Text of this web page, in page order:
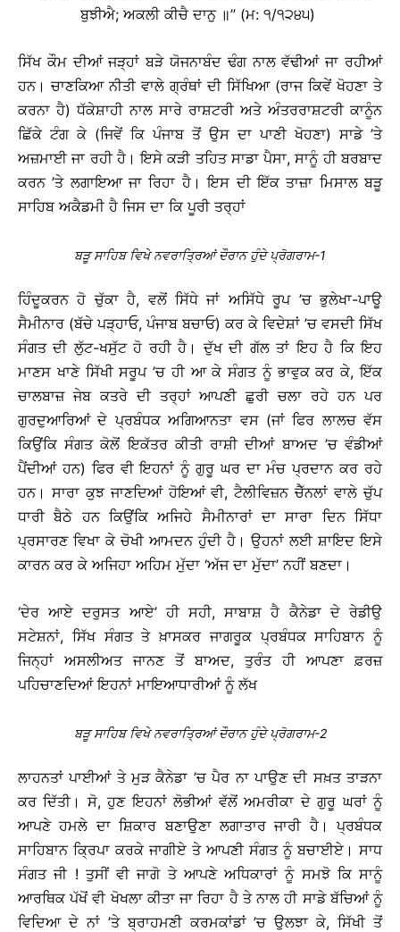
ਬੁਝੀਐ; ਅਕਲੀ ਕੀਚੈ ਦਾਨੁ ॥’’ (ਮ: ੧/੧੨੪੫)
ਸਿੱਖ ਕੌਮ ਦੀਆਂ ਜੜ੍ਹਾਂ ਬੜੇ ਯੋਜਨਾਬੰਦ ਢੰਗ ਨਾਲ ਵੱਢੀਆਂ ਜਾ ਰਹੀਆਂ
ਹਨ। ਚਾਣਕਿਆ ਨੀਤੀ ਵਾਲੇ ਗ੍ਰੰਥਾਂ ਦੀ ਸਿੱਖਿਆ (ਰਾਜ ਕਿਵੇਂ ਖੋਹਣਾ ਤੇ
ਕਰਨਾ ਹੈ) ਧੱਕੇਸ਼ਾਹੀ ਨਾਲ ਸਾਰੇ ਰਾਸ਼ਟਰੀ ਅਤੇ ਅੰਤਰਰਾਸ਼ਟਰੀ ਕਾਨੂੰਨ
ਛਿੱਕੇ ਟੰਗ ਕੇ (ਜਿਵੇਂ ਕਿ ਪੰਜਾਬ ਤੋਂ ਉਸ ਦਾ ਪਾਣੀ ਖੋਹਣਾ) ਸਾਡੇ ’ਤੇ
ਅਜ਼ਮਾਈ ਜਾ ਰਹੀ ਹੈ। ਇਸੇ ਕੜੀ ਤਹਿਤ ਸਾਡਾ ਪੈਸਾ, ਸਾਨੂੰ ਹੀ ਬਰਬਾਦ
ਕਰਨ ’ਤੇ ਲਗਾਇਆ ਜਾ ਰਿਹਾ ਹੈ। ਇਸ ਦੀ ਇੱਕ ਤਾਜ਼ਾ ਮਿਸਾਲ ਬੜੂ
ਸਾਹਿਬ ਅਕੈਡਮੀ ਹੈ ਜਿਸ ਦਾ ਕਿ ਪੂਰੀ ਤਰ੍ਹਾਂ
ਬੜੂ ਸਾਹਿਬ ਵਿਖੇ ਨਵਰਾਤ੍ਰਿਆਂ ਦੌਰਾਨ ਹੁੰਦੇ ਪ੍ਰੋਗਰਾਮ-1
ਹਿੰਦੂਕਰਨ ਹੋ ਚੁੱਕਾ ਹੈ, ਵਲੋਂ ਸਿੱਧੇ ਜਾਂ ਅਸਿੱਧੇ ਰੂਪ ’ਚ ਭੁਲੇਖਾ-ਪਾਊ
ਸੈਮੀਨਾਰ (ਬੱਚੇ ਪੜ੍ਹਾਓ, ਪੰਜਾਬ ਬਚਾਓ) ਕਰ ਕੇ ਵਿਦੇਸ਼ਾਂ ’ਚ ਵਸਦੀ ਸਿੱਖ
ਸੰਗਤ ਦੀ ਲੁੱਟ-ਖਸੁੱਟ ਹੋ ਰਹੀ ਹੈ। ਦੁੱਖ ਦੀ ਗੱਲ ਤਾਂ ਇਹ ਹੈ ਕਿ ਇਹ
ਮਾਣਸ ਖਾਣੇ ਸਿੱਖੀ ਸਰੂਪ ’ਚ ਹੀ ਆ ਕੇ ਸੰਗਤ ਨੂੰ ਭਾਵੁਕ ਕਰ ਕੇ, ਇੱਕ
ਚਾਲਬਾਜ਼ ਜੇਬ ਕਤਰੇ ਦੀ ਤਰ੍ਹਾਂ ਆਪਣੀ ਛੁਰੀ ਚਲਾ ਰਹੇ ਹਨ ਪਰ
ਗੁਰਦੁਆਰਿਆਂ ਦੇ ਪ੍ਰਬੰਧਕ ਅਗਿਆਨਤਾ ਵਸ (ਜਾਂ ਫਿਰ ਲਾਲਚ ਵੱਸ
ਕਿਉਂਕਿ ਸੰਗਤ ਕੋਲੋਂ ਇਕੱਤਰ ਕੀਤੀ ਰਾਸ਼ੀ ਦੀਆਂ ਬਾਅਦ ’ਚ ਵੰਡੀਆਂ
ਪੈਂਦੀਆਂ ਹਨ) ਫਿਰ ਵੀ ਇਹਨਾਂ ਨੂੰ ਗੁਰੂ ਘਰ ਦਾ ਮੰਚ ਪ੍ਰਦਾਨ ਕਰ ਰਹੇ
ਹਨ। ਸਾਰਾ ਕੁਝ ਜਾਣਦਿਆਂ ਹੋਇਆਂ ਵੀ, ਟੈਲੀਵਿਜ਼ਨ ਚੈੱਨਲਾਂ ਵਾਲੇ ਚੁੱਪ
ਧਾਰੀ ਬੈਠੇ ਹਨ ਕਿਉਂਕਿ ਅਜਿਹੇ ਸੈਮੀਨਾਰਾਂ ਦਾ ਸਾਰਾ ਦਿਨ ਸਿੱਧਾ
ਪ੍ਰਸਾਰਣ ਵਿਖਾ ਕੇ ਚੋਖੀ ਆਮਦਨ ਹੁੰਦੀ ਹੈ। ਉਹਨਾਂ ਲਈ ਸ਼ਾਇਦ ਇਸੇ
ਕਾਰਨ ਕਰ ਕੇ ਅਜਿਹਾ ਅਹਿਮ ਮੁੱਦਾ ‘ਅੱਜ ਦਾ ਮੁੱਦਾ’ ਨਹੀਂ ਬਣਦਾ।
‘ਦੇਰ ਆਏ ਦਰੁਸਤ ਆਏ’ ਹੀ ਸਹੀ, ਸਾਬਾਸ਼ ਹੈ ਕੈਨੇਡਾ ਦੇ ਰੇਡੀਉ
ਸਟੇਸ਼ਨਾਂ, ਸਿੱਖ ਸੰਗਤ ਤੇ ਖ਼ਾਸਕਰ ਜਾਗਰੂਕ ਪ੍ਰਬੰਧਕ ਸਾਹਿਬਾਨ ਨੂੰ
ਜਿਨ੍ਹਾਂ ਅਸਲੀਅਤ ਜਾਨਣ ਤੋਂ ਬਾਅਦ, ਤੁਰੰਤ ਹੀ ਆਪਣਾ ਫ਼ਰਜ਼
ਪਹਿਚਾਣਦਿਆਂ ਇਹਨਾਂ ਮਾਇਆਧਾਰੀਆਂ ਨੂੰ ਲੱਖ
ਬੜੂ ਸਾਹਿਬ ਵਿਖੇ ਨਵਰਾਤ੍ਰਿਆਂ ਦੌਰਾਨ ਹੁੰਦੇ ਪ੍ਰੋਗਰਾਮ-2
ਲਾਹਨਤਾਂ ਪਾਈਆਂ ਤੇ ਮੁੜ ਕੈਨੇਡਾ ’ਚ ਪੈਰ ਨਾ ਪਾਉਣ ਦੀ ਸਖ਼ਤ ਤਾੜਨਾ
ਕਰ ਦਿੱਤੀ। ਸੋ, ਹੁਣ ਇਹਨਾਂ ਲੋਭੀਆਂ ਵੱਲੋਂ ਅਮਰੀਕਾ ਦੇ ਗੁਰੂ ਘਰਾਂ ਨੂੰ
ਆਪਣੇ ਹਮਲੇ ਦਾ ਸ਼ਿਕਾਰ ਬਣਾਉਣਾ ਲਗਾਤਾਰ ਜਾਰੀ ਹੈ। ਪ੍ਰਬੰਧਕ
ਸਾਹਿਬਾਨ ਕ੍ਰਿਪਾ ਕਰਕੇ ਜਾਗੀਏ ਤੇ ਆਪਣੀ ਸੰਗਤ ਨੂੰ ਬਚਾਈਏ। ਸਾਧ
ਸੰਗਤ ਜੀ ! ਤੁਸੀਂ ਵੀ ਜਾਗੋ ਤੇ ਆਪਣੇ ਅਧਿਕਾਰਾਂ ਨੂੰ ਸਮਝੋ ਕਿ ਸਾਨੂੰ
ਆਰਥਿਕ ਪੱਖੋਂ ਵੀ ਖੋਖਲਾ ਕੀਤਾ ਜਾ ਰਿਹਾ ਹੈ ਤੇ ਨਾਲ ਹੀ ਸਾਡੇ ਬੱਚਿਆਂ ਨੂੰ
ਵਿਦਿਆ ਦੇ ਨਾਂ ’ਤੇ ਬ੍ਰਾਹਮਣੀ ਕਰਮਕਾਂਡਾਂ ’ਚ ਉਲਝਾ ਕੇ, ਸਿੱਖੀ ਤੋਂ